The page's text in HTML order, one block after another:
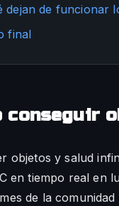
dejan de funcionar
final
conseguir
objetos y salud
en tiempo real en
de la